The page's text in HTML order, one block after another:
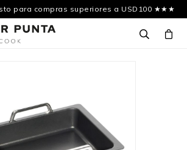
para compras superiores a USD100 ★★★